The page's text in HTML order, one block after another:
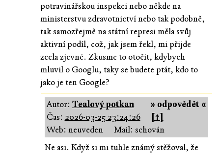
potravinářskou inspekci nebo někde na
ministerstvu zdravotnictví nebo tak podobně,
tak samozřejmě na státní represi měla svůj
aktivní podíl, což, jak jsem řekl, mi přijde
zcela zjevné. Zkusme to otočit, kdybych
mluvil o Googlu, taky se budete ptát, kdo to
jako je ten Google?
» odpovědět «
Autor: Tealový potkan
Čas: 2026-03-25 23:24:26
[↑]
Web: neuveden
Mail: schován
Ne asi. Když si mi tuhle známý stěžoval, že